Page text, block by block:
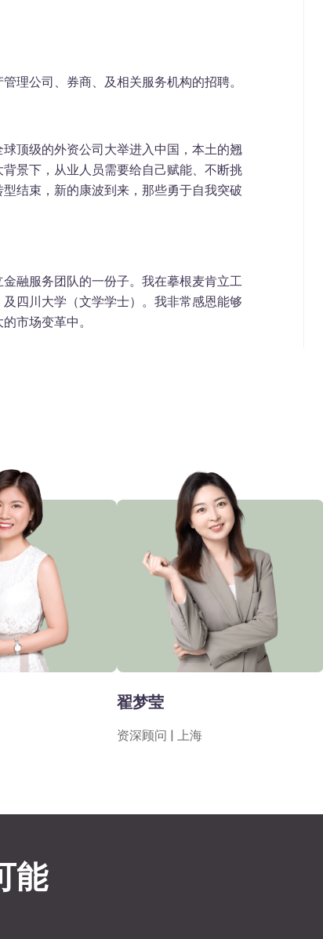
理公司、券商、及相关服务机构的招聘。
顶级的外资公司大举进入中国，本土的翘
景下，从业人员需要给自己赋能、不断挑
结束，新的康波到来，那些勇于自我突破
融服务团队的一份子。我在摹根麦肯立工
四川大学（文学学士）。我非常感恩能够
市场变革中。
翟梦莹
资深顾问 | 上海
能